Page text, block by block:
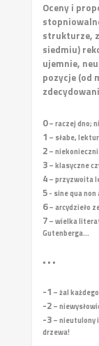
Oceny i
strukturze,
siedmiu)
ujemnie,
pozycje (od
0– raczej dno;
1 – słabe,
2–
3– klasyczne
4– przyzwoita
5- sine qua
6– arcydzieło
7– wielka
Gutenberga...
• • •
-1 – żal
-2–
-3– nieutulony i
drzewa!